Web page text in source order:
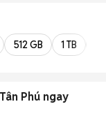
512 GB 1 TB
Phú ngay